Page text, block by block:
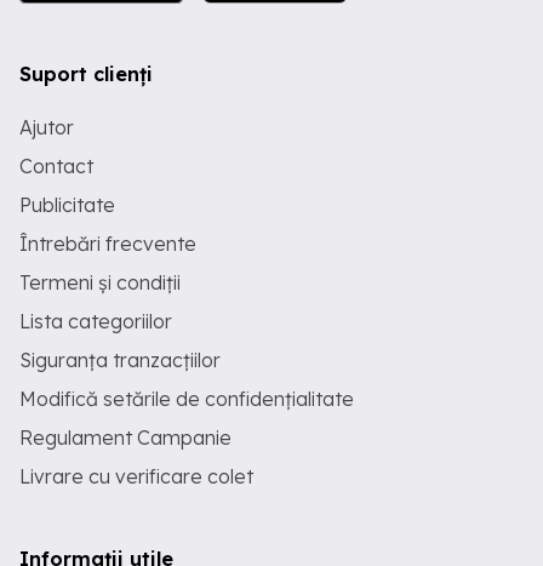
Suport clienți
Ajutor
Contact
Publicitate
Întrebări frecvente
Termeni și condiții
Lista categoriilor
Siguranța tranzacțiilor
Modifică setările de confidențialitate
Regulament Campanie
Livrare cu verificare colet
Informații utile